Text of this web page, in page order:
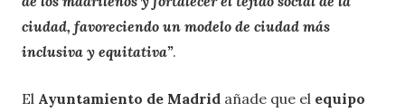
ciudad, favoreciendo un modelo de ciudad más
inclusiva y equitativa”.
El Ayuntamiento de Madrid añade que el equipo